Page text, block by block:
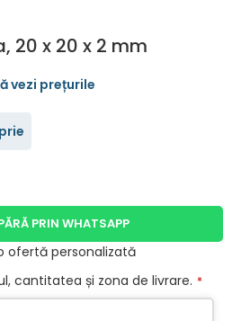
20 x 20 x 2 mm
PRIN WHATSAPP
ofertă personalizată
cantitatea și zona de livrare. *